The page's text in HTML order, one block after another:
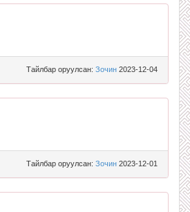
Тайлбар оруулсан: Зочин 2023-12-04
Тайлбар оруулсан: Зочин 2023-12-01